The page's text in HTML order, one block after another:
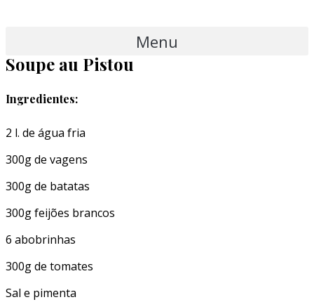
Menu
Soupe au Pistou
Ingredientes:
2 l. de água fria
300g de vagens
300g de batatas
300g feijões brancos
6 abobrinhas
300g de tomates
Sal e pimenta